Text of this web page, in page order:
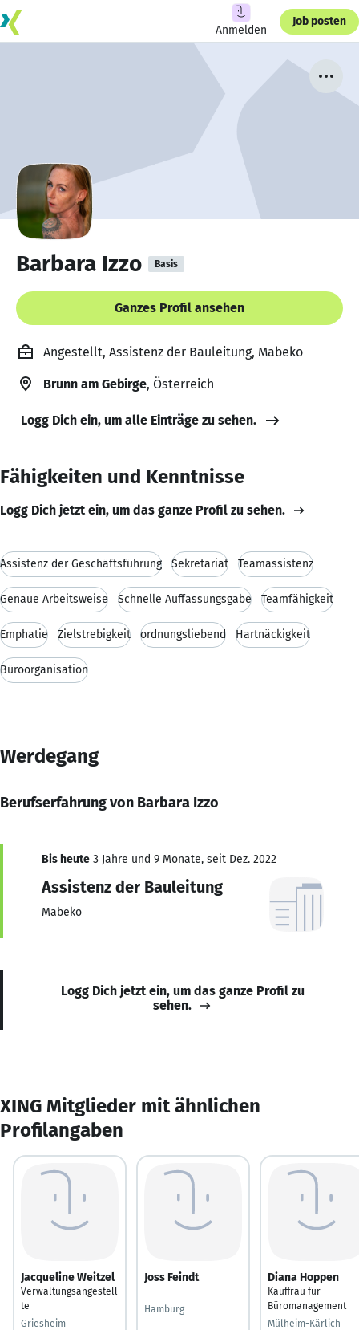
Anmelden
Job posten
Barbara Izzo Basis
Ganzes Profil ansehen
Angestellt, Assistenz der Bauleitung, Mabeko
Brunn am Gebirge, Österreich
Logg Dich ein, um alle Einträge zu sehen.
Fähigkeiten und Kenntnisse
Logg Dich jetzt ein, um das ganze Profil zu sehen.
Assistenz der Geschäftsführung Sekretariat Teamassistenz
Genaue Arbeitsweise Schnelle Auffassungsgabe Teamfähigkeit
Emphatie Zielstrebigkeit ordnungsliebend Hartnäckigkeit
Büroorganisation
Werdegang
Berufserfahrung von Barbara Izzo
Bis heute 3 Jahre und 9 Monate, seit Dez. 2022
Assistenz der Bauleitung
Mabeko
Logg Dich jetzt ein, um das ganze Profil zu
sehen.
XING Mitglieder mit ähnlichen
Profilangaben
Jacqueline Weitzel
Verwaltungsangestell
te
Griesheim
Joss Feindt
---
Hamburg
Diana Hoppen
Kauffrau für
Büromanagement
Mülheim-Kärlich